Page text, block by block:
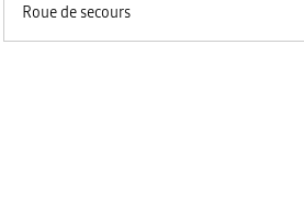
Roue de secours